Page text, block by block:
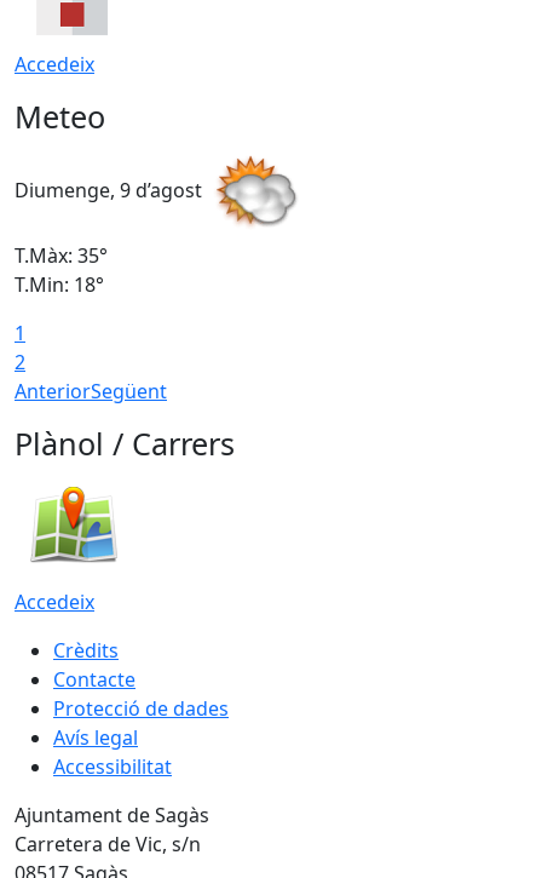
Accedeix
Meteo
Diumenge, 9 d’agost
T.Màx: 35°
T.Min: 18°
1
2
AnteriorSegüent
Plànol / Carrers
Accedeix
Crèdits
Contacte
Protecció de dades
Avís legal
Accessibilitat
Ajuntament de Sagàs
Carretera de Vic, s/n